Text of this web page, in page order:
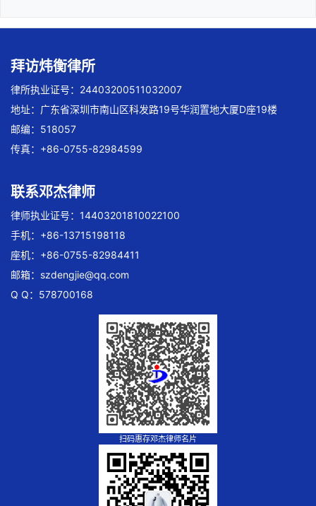
拜访炜衡律所
律所执业证号：24403200511032007
地址：广东省深圳市南山区科发路19号华润置地大厦D座19楼
邮编：518057
传真：+86-0755-82984599
联系邓杰律师
律师执业证号：14403201810022100
手机：+86-13715198118
座机：+86-0755-82984411
邮箱： szdengjie@qq.com
Q Q：578700168
扫码惠存邓杰律师名片